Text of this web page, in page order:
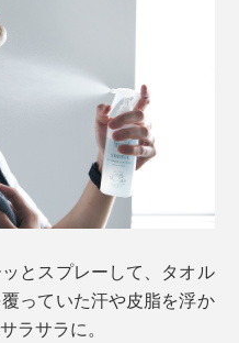
とスプレーして、タオル
っていた汗や皮脂を浮か
ラサラに。